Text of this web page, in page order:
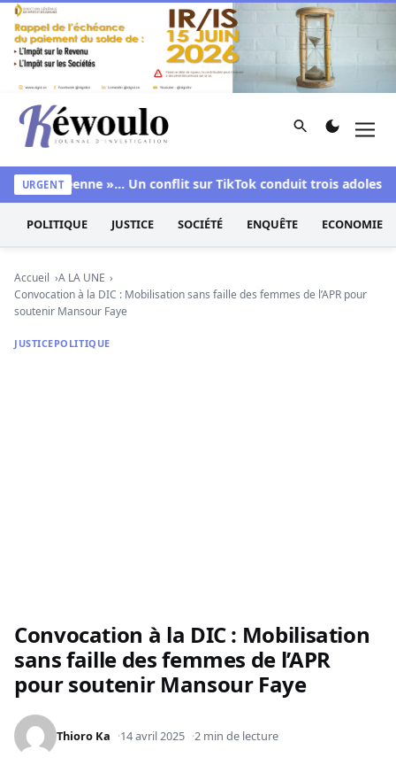
Aller au contenu
Kéwoulo, le premier site d'information et d'investigation
Rechercher
URGENT
« sidéenne »… Un conflit sur TikTok conduit trois
POLITIQUE JUSTICE SOCIÉTÉ ENQUÊTE ECONOMIE
Accueil
A LA UNE
Convocation à la DIC : Mobilisation sans faille des femmes de l’APR pour
soutenir Mansour Faye
JUSTICEPOLITIQUE
Convocation à la DIC : Mobilisation
sans faille des femmes de l’APR
pour soutenir Mansour Faye
Thioro Ka 14 avril 2025 2 min de lecture